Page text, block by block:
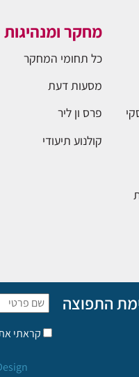
מחקר ומנהיגות
כל תחומי המחקר
מסעות דעת
פרס ון ליר
קולנוע תיעודי
התפוצה
קראתי